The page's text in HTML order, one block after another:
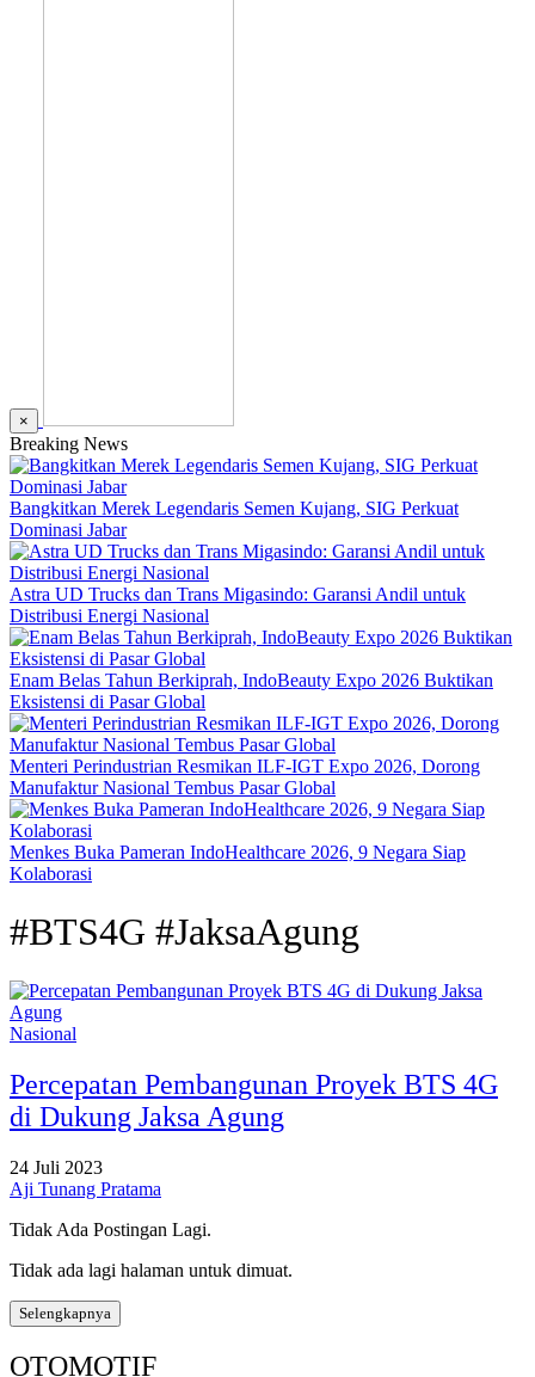
×
Breaking News
Bangkitkan Merek Legendaris Semen Kujang, SIG Perkuat
Dominasi Jabar
Astra UD Trucks dan Trans Migasindo: Garansi Andil untuk
Distribusi Energi Nasional
Enam Belas Tahun Berkiprah, IndoBeauty Expo 2026 Buktikan
Eksistensi di Pasar Global
Menteri Perindustrian Resmikan ILF-IGT Expo 2026, Dorong
Manufaktur Nasional Tembus Pasar Global
Menkes Buka Pameran IndoHealthcare 2026, 9 Negara Siap
Kolaborasi
#BTS4G #JaksaAgung
Nasional
Percepatan Pembangunan Proyek BTS 4G
di Dukung Jaksa Agung
24 Juli 2023
Aji Tunang Pratama
Tidak Ada Postingan Lagi.
Tidak ada lagi halaman untuk dimuat.
Selengkapnya
OTOMOTIF